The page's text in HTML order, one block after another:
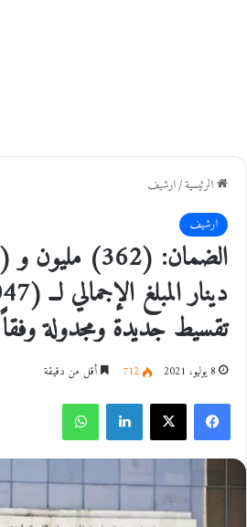
الرئيسية/ارشيف
ارشيف
تقسيط جديدة ومجدولة وفقاً
8 يوليو، 2021 712 أقل من دقيقة
فيسبوك